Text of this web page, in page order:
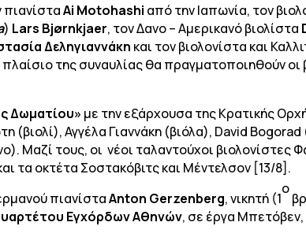
πιανίσταAi Motohashi από την Ιαπωνία, τον
) Lars Bjørnkjaer, τον Δανο – Αμερικανό βιολίστα
Δεληγιαννάκη και τον βιολονίστα και
της συναυλίας θα πραγματοποιηθούν οι
Δωματίου» με την εξάρχουσα της Κρατικής
(βιολί), Αγγέλα Γιαννάκη (βιόλα), David
Μαζί τους, οι νέοι ταλαντούχοι βιολονίστες
τα οκτέτα Σοστακόβιτς και Μέντελσον [13/8].
πιανίσταAnton Gerzenberg, νικητή (1
ο
Εγχόρδων Αθηνών, σε έργα